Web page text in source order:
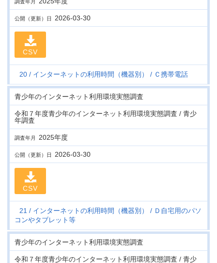
調査年月
公開（更新）日 2026-03-30
CSV
20 インターネットの利用時間（機器別） Ｃ携帯電話
青少年のインターネット利用環境実態調査
令和７年度青少年のインターネット利用環境実態調査 / 青少
年調査
調査年月 2025年度
公開（更新）日 2026-03-30
CSV
21 インターネットの利用時間（機器別）
Ｄ自宅用のパソ
コンやタブレット等
青少年のインターネット利用環境実態調査
令和７年度青少年のインターネット利用環境実態調査 / 青少